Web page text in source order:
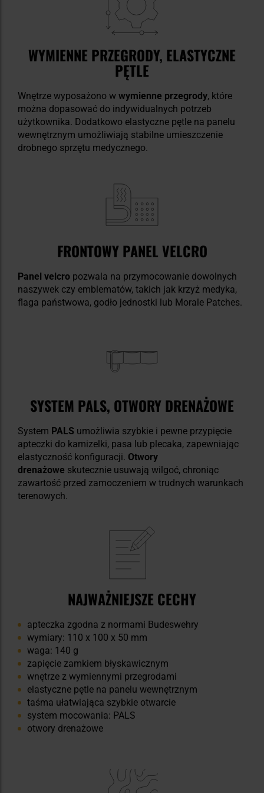
WYMIENNE PRZEGRODY, ELASTYCZNE
PĘTLE
Wnętrze wyposażono w wymienne przegrody, które
można dopasować do indywidualnych potrzeb
użytkownika. Dodatkowo elastyczne pętle na panelu
wewnętrznym umożliwiają stabilne umieszczenie
drobnego sprzętu medycznego.
FRONTOWY PANEL VELCRO
Panel velcro pozwala na przymocowanie dowolnych
naszywek czy emblematów, takich jak krzyż medyka,
flaga państwowa, godło jednostki lub Morale Patches.
SYSTEM PALS, OTWORY DRENAŻOWE
System PALS umożliwia szybkie i pewne przypięcie
apteczki do kamizelki, pasa lub plecaka, zapewniając
elastyczność konfiguracji. Otwory
drenażowe skutecznie usuwają wilgoć, chroniąc
zawartość przed zamoczeniem w trudnych warunkach
terenowych.
NAJWAŻNIEJSZE CECHY
apteczka zgodna z normami Budeswehry
wymiary: 110 x 100 x 50 mm
waga: 140 g
zapięcie zamkiem błyskawicznym
wnętrze z wymiennymi przegrodami
elastyczne pętle na panelu wewnętrznym
taśma ułatwiająca szybkie otwarcie
system mocowania: PALS
otwory drenażowe